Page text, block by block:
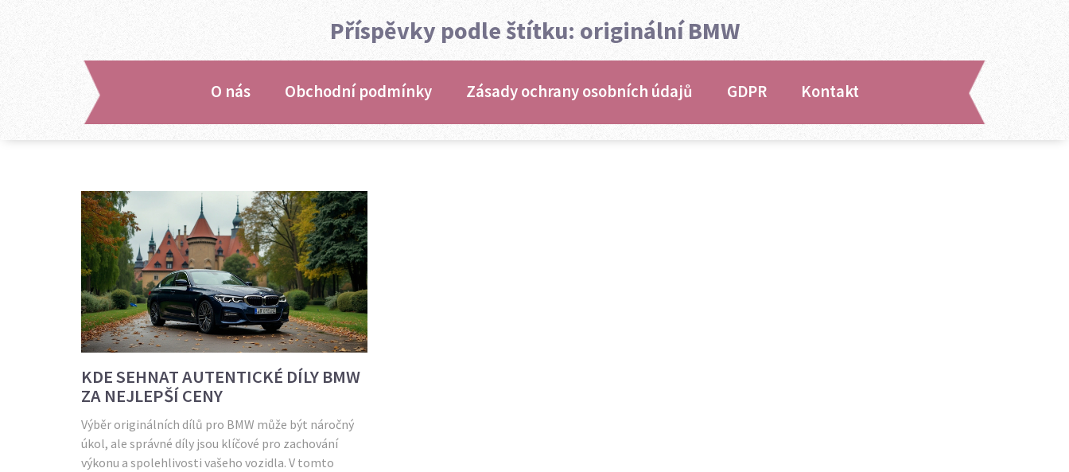
Příspěvky podle štítku: originální BMW
O nás Obchodní podmínky Zásady ochrany osobních údajů GDPR Kontakt
KDE SEHNAT AUTENTICKÉ DÍLY BMW
ZA NEJLEPŠÍ CENY
Výběr originálních dílů pro BMW může být náročný
úkol, ale správné díly jsou klíčové pro zachování
výkonu a spolehlivosti vašeho vozidla. V tomto